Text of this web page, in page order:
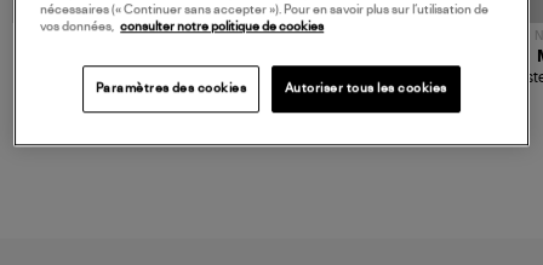
Champagne
NOUVELLE COLLECTION
Mousse
nécessaires (« Continuer sans accepter »). Pour en savoir plus sur l’utilisation de
vos données,
consulter notre politique de cookies
Paramètres des cookies Autoriser tous les cookies